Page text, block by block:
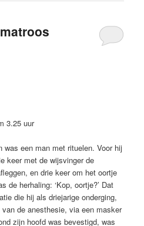
3.25 uur
was een man met rituelen. Voor hij
keer met de ­wijsvinger de
en drie keer om het oortje
de herhaling: ‘Kop, oortje?’ Dat
die hij als driejarige ­onderging,
de anesthesie, via een masker
zijn hoofd was bevestigd, was